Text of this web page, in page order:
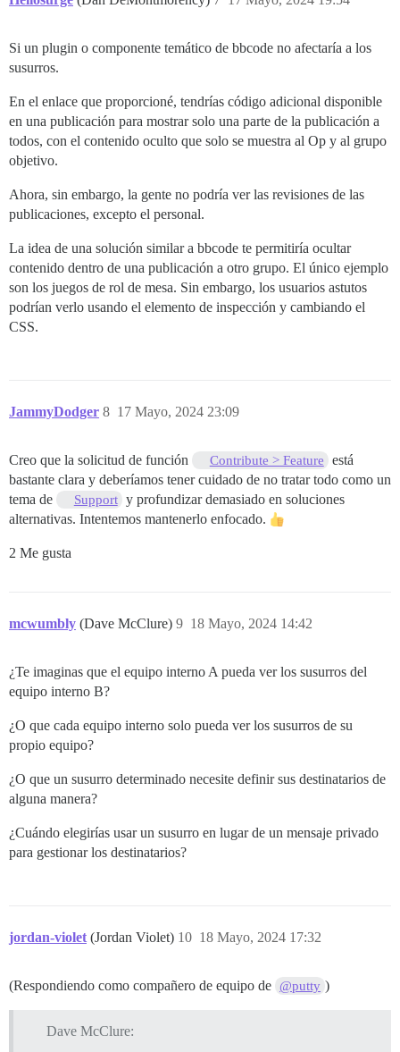
Si un plugin o componente temático de bbcode no afectaría a los
susurros.
En el enlace que proporcioné, tendrías código adicional disponible
en una publicación para mostrar solo una parte de la publicación a
todos, con el contenido oculto que solo se muestra al Op y al grupo
objetivo.
Ahora, sin embargo, la gente no podría ver las revisiones de las
publicaciones, excepto el personal.
La idea de una solución similar a bbcode te permitiría ocultar
contenido dentro de una publicación a otro grupo. El único ejemplo
son los juegos de rol de mesa. Sin embargo, los usuarios astutos
podrían verlo usando el elemento de inspección y cambiando el
CSS.
JammyDodger 17 Mayo, 2024 23:09
8
Creo que la solicitud de función Contribute > Feature
está
bastante clara y deberíamos tener cuidado de no tratar todo como un
tema de
Support y profundizar demasiado en soluciones
alternativas. Intentemos mantenerlo enfocado.
2 Me gusta
mcwumbly (Dave McClure) 18 Mayo, 2024 14:42
9
¿Te imaginas que el equipo interno A pueda ver los susurros del
equipo interno B?
¿O que cada equipo interno solo pueda ver los susurros de su
propio equipo?
¿O que un susurro determinado necesite definir sus destinatarios de
alguna manera?
¿Cuándo elegirías usar un susurro en lugar de un mensaje privado
para gestionar los destinatarios?
jordan-violet (Jordan Violet) 18 Mayo, 2024 17:32
10
(Respondiendo como compañero de equipo de @putty )
Dave McClure: